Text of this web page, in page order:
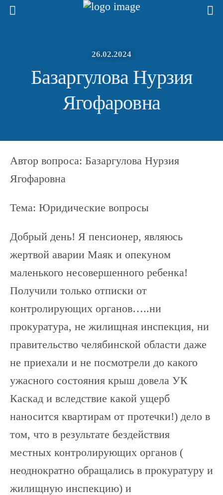
26.02.2024
Базаргулова Нурзия
Ягофаровна
Автор вопроса: Базаргулова Нурзия
Ягофаровна
Тема: Юридические вопросы
Добрый день! Я пенсионер, являюсь
жертвой аварии Маяк и опекуном
маленького несовершенного ребенка!
Получили только отписки от
контролирующих органов…..ни
прокуратура, не жилищная инспекция, ни
правительство челябинской области даже
не приехали и не посмотрели до какого
ужасного состояния крыш довела УК
Каскад и вследствие какой ущерб
наносится квартирам от протечки!) дело в
том, что в результате бездействия
местных контролирующих органов (
неоднократно обращались в прокуратуру и
жилищную инспекцию) и